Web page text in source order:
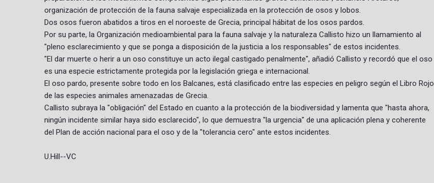
organización de protección de la fauna salvaje especializada en la protección de osos y lobos.
Dos osos fueron abatidos a tiros en el noroeste de Grecia, principal hábitat de los osos pardos.
Por su parte, la Organización medioambiental para la fauna salvaje y la naturaleza Callisto hizo un llamamiento al
"pleno esclarecimiento y que se ponga a disposición de la justicia a los responsables" de estos incidentes.
"El dar muerte o herir a un oso constituye un acto ilegal castigado penalmente", añadió Callisto y recordó que el oso
es una especie estrictamente protegida por la legislación griega e internacional.
El oso pardo, presente sobre todo en los Balcanes, está clasificado entre las especies en peligro según el Libro Rojo
de las especies animales amenazadas de Grecia.
Callisto subraya la "obligación" del Estado en cuanto a la protección de la biodiversidad y lamenta que "hasta ahora,
ningún incidente similar haya sido esclarecido", lo que demuestra "la urgencia" de una aplicación plena y coherente
del Plan de acción nacional para el oso y de la "tolerancia cero" ante estos incidentes.
U.Hill--VC